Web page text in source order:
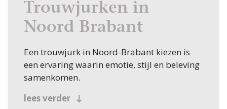
Trouwjurken in
Noord Brabant
Een trouwjurk in Noord-Brabant kiezen is
een ervaring waarin emotie, stijl en beleving
samenkomen.
Vanaf het eerste moment dat je een
lees verder